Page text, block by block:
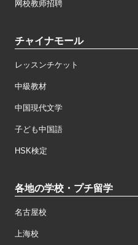
网校教师招聘
チャイナモール
レッスンチケット
中級教材
中国現代文学
子ども中国語
HSK検定
各地の学校・プチ留学
名古屋校
上海校